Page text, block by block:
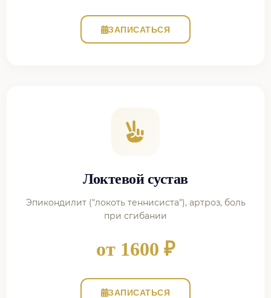
ЗАПИСАТЬСЯ
Локтевой сустав
Эпикондилит ("локоть теннисиста"), артроз, боль
при сгибании
от 1600 ₽
ЗАПИСАТЬСЯ